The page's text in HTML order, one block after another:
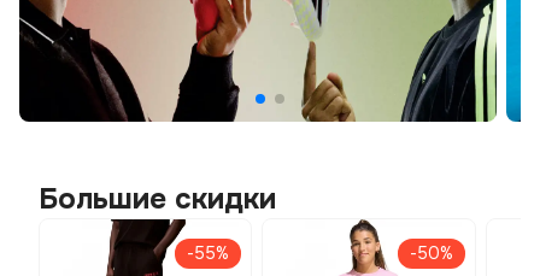
Большие скидки
-55% -50%